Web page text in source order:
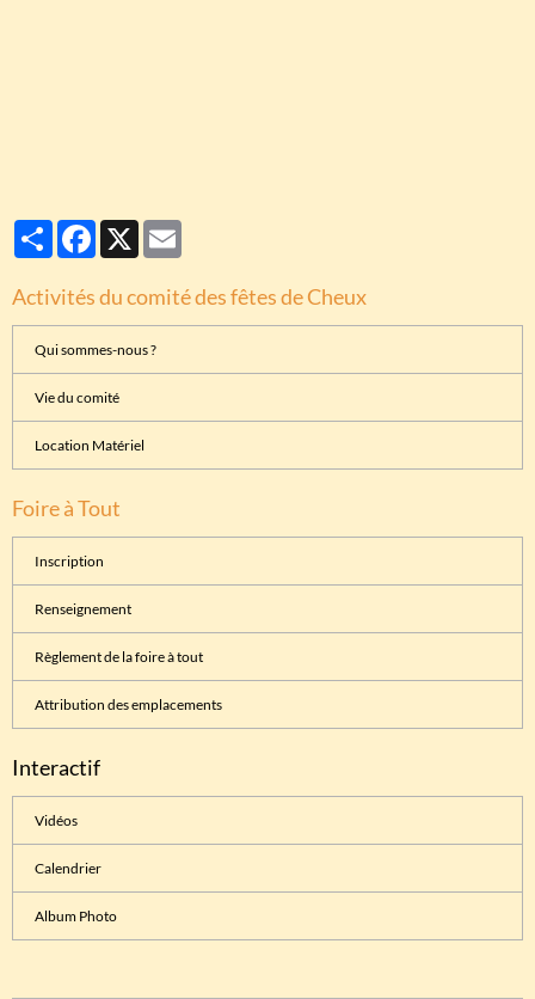
PartagerFacebook
X
Activités du comité des fêtes de Cheux
Qui sommes-nous ?
Vie du comité
Location Matériel
Foire à Tout
Inscription
Renseignement
Règlement de la foire à tout
Attribution des emplacements
Interactif
Vidéos
Calendrier
Album Photo